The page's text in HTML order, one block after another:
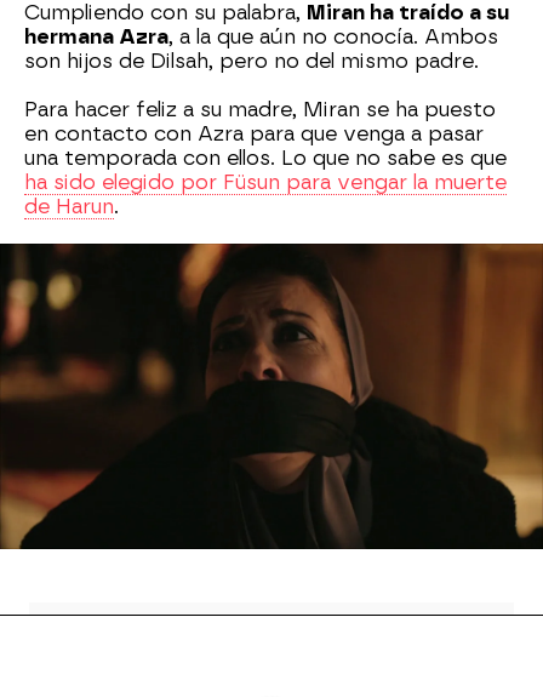
Cumpliendo con su palabra, Miran ha traído a su
hermana Azra, a la que aún no conocía. Ambos
son hijos de Dilsah, pero no del mismo padre.
Para hacer feliz a su madre, Miran se ha puesto
en contacto con Azra para que venga a pasar
una temporada con ellos. Lo que no sabe es que
ha sido elegido por Füsun para vengar la muerte
de Harun.
Füsun va a derramar su sangrepara hacer
justicia por el asesinato de su hijo y Azize no
puede hacer nada para evitarlo.
Ahorala vida de Azra y la de Miran corren
peligro. ¿Lograrán salvarse?
verdad Madre Miran Aslanbey
Nova » Momentos